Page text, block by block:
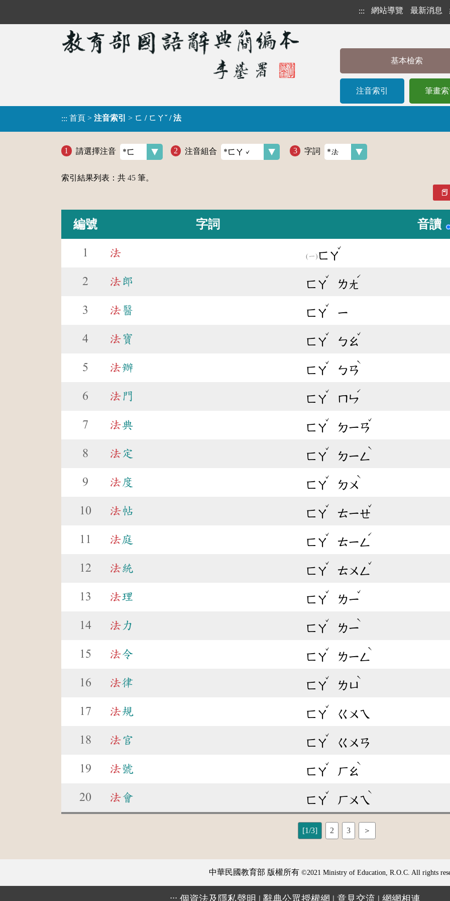
::: 網站導覽 最新消息
基本檢索
注音索引 筆畫索
::: 首頁 > 注音索引 > ㄈ / ㄈㄚˇ / 法
請選擇注音 注音組合 字詞
索引結果列表：共 45 筆。
編號 字詞 音讀
1 法 ㄈㄚ
ˇ
2 法郎 ㄈㄚ
ˇ
ㄌㄤ
ˊ
3 法醫 ㄈㄚ
ˇ
ㄧ
4 法寶 ㄈㄚ
ˇ
ㄅㄠ
ˇ
5 法辦 ㄈㄚ
ˇ
ㄅㄢ
ˋ
6 法 門 ㄈㄚ
ˇ
ㄇㄣ
ˊ
7 法典 ㄈㄚ
ˇ
ㄉㄧㄢ
ˇ
8 法 定 ㄈㄚ
ˇ
ㄉㄧㄥ
ˋ
9 法度 ㄈㄚ
ˇ
ㄉㄨ
ˋ
10 法帖 ㄈㄚ
ˇ
ㄊㄧㄝ
ˇ
11 法庭 ㄈㄚ
ˇ
ㄊㄧㄥ
ˊ
12 法統 ㄈㄚ
ˇ
ㄊㄨㄥ
ˇ
13 法理 ㄈㄚ
ˇ
ㄌㄧ
ˇ
14 法 力 ㄈㄚ
ˇ
ㄌㄧ
ˋ
15 法令 ㄈㄚ
ˇ
ㄌㄧㄥ
ˋ
16 法律 ㄈㄚ
ˇ
ㄌㄩ
ˋ
17 法規 ㄈㄚ
ˇ
ㄍㄨㄟ
18 法官 ㄈㄚ
ˇ
ㄍㄨㄢ
19 法號 ㄈㄚ
ˇ
ㄏㄠ
ˋ
20 法會 ㄈㄚ
ˇ
ㄏㄨㄟ
ˋ
[1/3] 2 3 ＞
中華民國教育部 版權所有 ©2021 Ministry of Education, R.O.C. All rights
::: 個資法及隱私聲明 | 辭典公眾授權網 | 意見交流 | 網網相連